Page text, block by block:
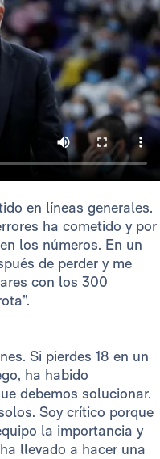
en líneas generales.
ha cometido y por
los números. En un
de perder y me
con los 300
Si pierdes 18 en un
ha habido
debemos solucionar.
Soy crítico porque
la importancia y
llevado a hacer una